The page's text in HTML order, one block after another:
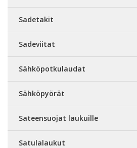
Sadetakit
Sadeviitat
Sähköpotkulaudat
Sähköpyörät
Sateensuojat laukuille
Satulalaukut